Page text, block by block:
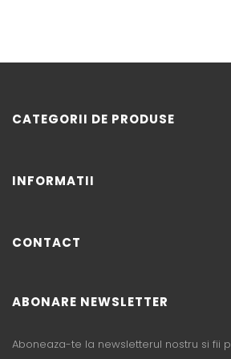
CATEGORII DE PRODUSE
INFORMATII
CONTACT
ABONARE NEWSLETTER
Aboneaza-te la newsletterul nostru si fii